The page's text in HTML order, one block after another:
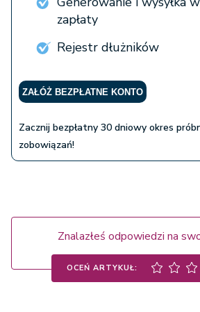
zapłaty
Rejestr dłużników
ZAŁÓŻ BEZPŁATNE KONTO
Zacznij bezpłatny 30 dniowy okres
zobowiązań!
Znalazłeś odpowiedzi na
OCEŃ ARTYKUŁ: